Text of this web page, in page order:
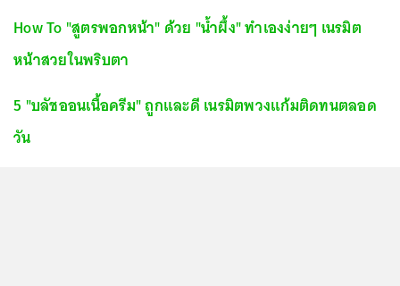
How To "สูตรพอกหน้า" ด้วย "น้ำผึ้ง" ทำเองง่ายๆ เนรมิต
หน้าสวยในพริบตา
5 "บลัชออนเนื้อครีม" ถูกและดี เนรมิตพวงแก้มติดทนตลอด
วัน